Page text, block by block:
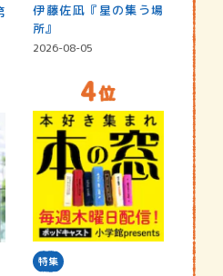
伊藤佐凪『星の集う場
所』
2026-08-05
特集